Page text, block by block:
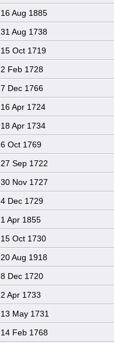
16 Aug 1885
31 Aug 1738
15 Oct 1719
2 Feb 1728
7 Dec 1766
16 Apr 1724
18 Apr 1734
6 Oct 1769
27 Sep 1722
30 Nov 1727
4 Dec 1729
1 Apr 1855
15 Oct 1730
20 Aug 1918
8 Dec 1720
2 Apr 1733
13 May 1731
14 Feb 1768